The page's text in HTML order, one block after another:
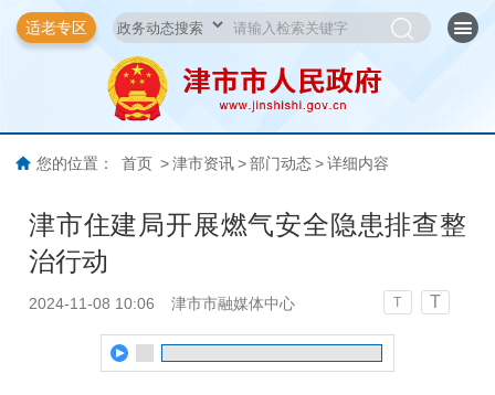
适老专区
您的位置： 首页 > 津市资讯 > 部门动态 > 详细内容
津市住建局开展燃气安全隐患排查整
治行动
2024-11-08 10:06 津市市融媒体中心 T T